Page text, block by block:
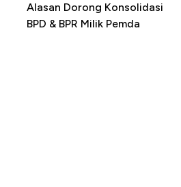
Alasan Dorong Konsolidasi
BPD & BPR Milik Pemda